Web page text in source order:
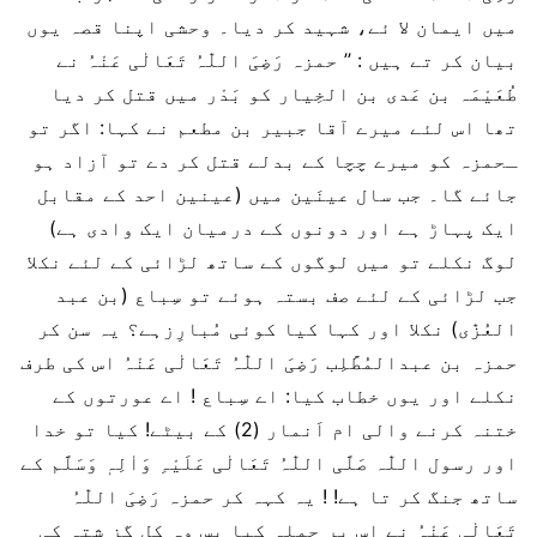
میں ایمان لا ئے، شہید کر دیا۔ وحشی اپنا قصہ یوں
بیان کر تے ہیں : ’’ حمزہ رَضِیَ اللّٰہُ تَعَالٰی عَنْہُ نے
طُعَیْمَہ بن عَدی بن الخِیار کو بَدْر میں قتل کر دیا
تھا اس لئے میرے آقا جبیر بن مطعم نے کہا: اگر تو
ـحمزہ کو میرے چچا کے بدلے قتل کر دے تو آزاد ہو
جائے گا۔ جب سال عینَین میں (عینین احد کے مقابل
ایک پہاڑ ہے اور دونوں کے درمیان ایک وادی ہے)
لوگ نکلے تو میں لوگوں کے ساتھ لڑائی کے لئے نکلا
جب لڑائی کے لئے صف بستہ ہوئے تو سِباع (بن عبد
العُزّٰی) نکلا اور کہا کیا کوئی مُبارِزہے؟ یہ سن کر
حمزہ بن عبدالمُطَّلِب رَضِیَ اللّٰہُ تَعَالٰی عَنْہُ اس کی طرف
نکلے اور یوں خطاب کیا: اے سِباع ! اے عورتوں کے
ختنہ کرنے والی ام اَنمار (2) کے بیٹے! کیا تو خدا
اور رسول اللّٰہ صَلَّی اللّٰہُ تَعَالٰی عَلَیْہِ وَاٰلِہٖ وَسَلَّم کے
ساتھ جنگ کر تا ہے! ! یہ کہہ کر حمزہ رَضِیَ اللّٰہُ
تَعَالٰی عَنْہُ نے اس پر حملہ کیا پس وہ کل گز شتہ کی